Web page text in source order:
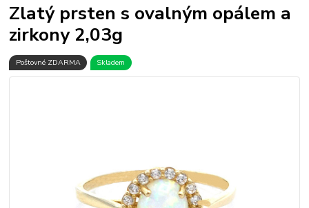
Zlatý prsten s ovalným opálem a
zirkony 2,03g
Poštovné ZDARMA Skladem